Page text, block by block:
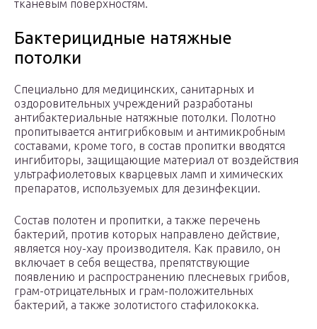
тканевым поверхностям.
Бактерицидные натяжные
потолки
Специально для медицинских, санитарных и
оздоровительных учреждений разработаны
антибактериальные натяжные потолки. Полотно
пропитывается антигрибковым и антимикробным
составами, кроме того, в состав пропитки вводятся
ингибиторы, защищающие материал от воздействия
ультрафиолетовых кварцевых ламп и химических
препаратов, используемых для дезинфекции.
Состав полотен и пропитки, а также перечень
бактерий, против которых направлено действие,
является ноу-хау производителя. Как правило, он
включает в себя вещества, препятствующие
появлению и распространению плесневых грибов,
грам-отрицательных и грам-положительных
бактерий, а также золотистого стафилококка.